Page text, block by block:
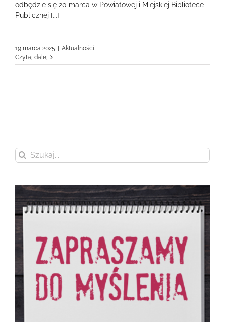
odbędzie się 20 marca w Powiatowej i Miejskiej Bibliotece
Publicznej [...]
19 marca 2025
Aktualności
Czytaj dalej
Szukaj